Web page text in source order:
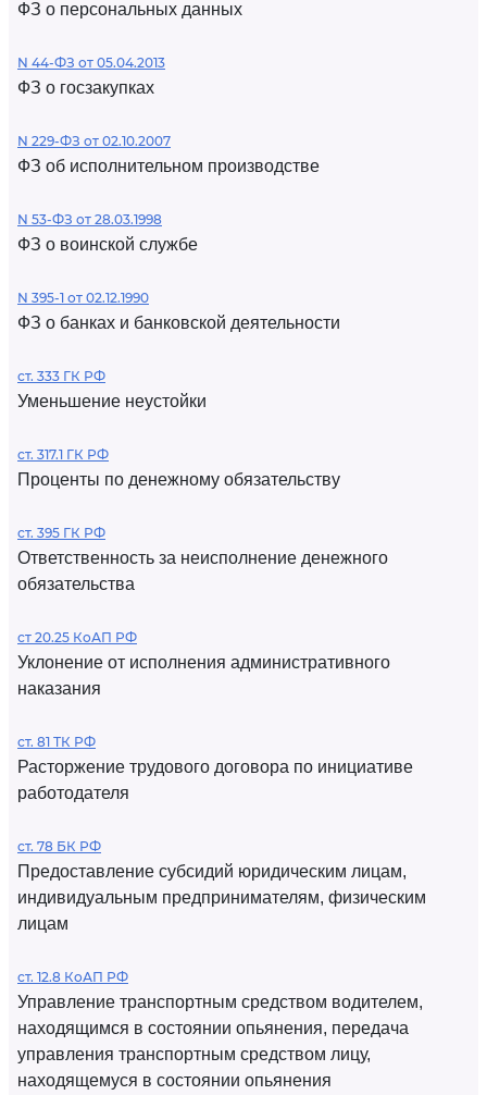
ФЗ о персональных данных
N 44-ФЗ от 05.04.2013
ФЗ о госзакупках
N 229-ФЗ от 02.10.2007
ФЗ об исполнительном производстве
N 53-ФЗ от 28.03.1998
ФЗ о воинской службе
N 395-1 от 02.12.1990
ФЗ о банках и банковской деятельности
ст. 333 ГК РФ
Уменьшение неустойки
ст. 317.1 ГК РФ
Проценты по денежному обязательству
ст. 395 ГК РФ
Ответственность за неисполнение денежного
обязательства
ст 20.25 КоАП РФ
Уклонение от исполнения административного
наказания
ст. 81 ТК РФ
Расторжение трудового договора по инициативе
работодателя
ст. 78 БК РФ
Предоставление субсидий юридическим лицам,
индивидуальным предпринимателям, физическим
лицам
ст. 12.8 КоАП РФ
Управление транспортным средством водителем,
находящимся в состоянии опьянения, передача
управления транспортным средством лицу,
находящемуся в состоянии опьянения